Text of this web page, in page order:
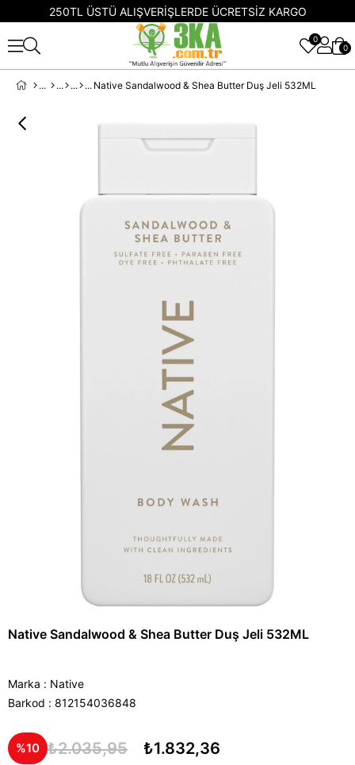
250TL ÜSTÜ ALIŞVERİŞLERDE ÜCRETSİZ KARGO
0
0
Native Sandalwood & Shea Butter Duş Jeli 532ML
Native Sandalwood & Shea Butter Duş Jeli 532ML
Marka : Native
Barkod : 812154036848
10 ₺2.035,95 ₺1.832,36